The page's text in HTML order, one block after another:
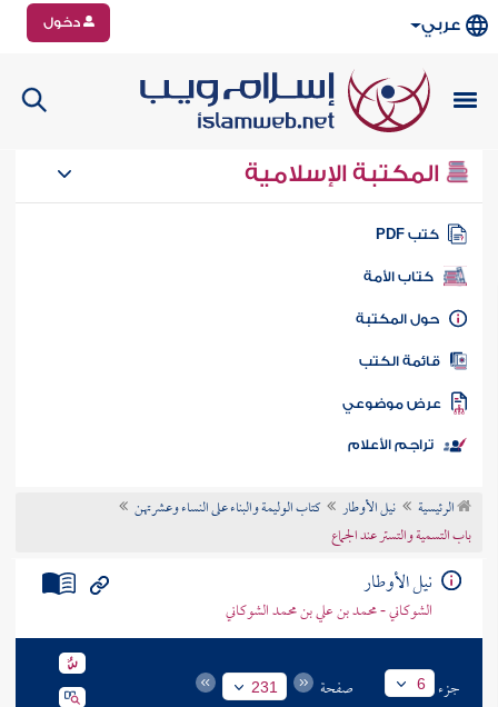
عربي دخول
المكتبة الإسلامية
كتب PDF
كتاب الأمة
المكتبة
الكتب
موضوعي
تراجم الأعلام
الرئيسية نيل الأوطار
كتاب الوليمة والبناء على النساء وعشرتهن
باب التسمية والتستر عند الجماع
نيل الأوطار
الشوكاني - محمد بن علي بن محمد الشوكاني
جزء 6 صفحة 231